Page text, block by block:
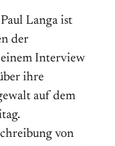
Langa ist
der
Interview
ihre
auf dem
von